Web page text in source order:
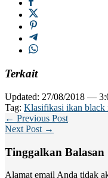
Terkait
Updated: 27/08/2018 —
Tag: Klasifikasi ikan black
← Previous Post
Next Post →
Tinggalkan Balasan
Alamat email Anda tidak